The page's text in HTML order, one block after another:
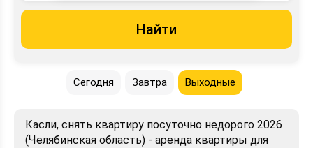
Найти
Сегодня Завтра Выходные
Касли, снять квартиру посуточно недорого 2026
(Челябинская область) - аренда квартиры для